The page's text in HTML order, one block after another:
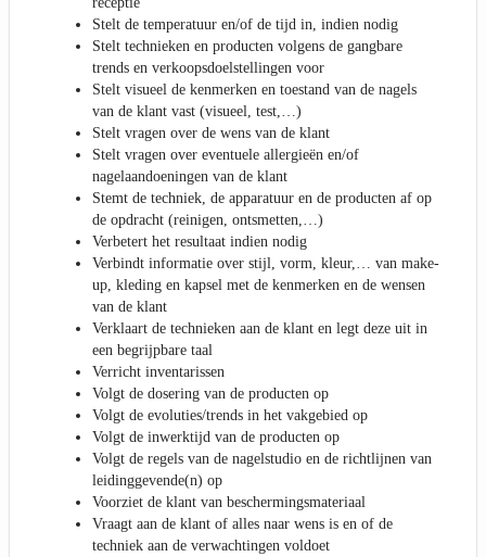
Stelt de temperatuur en/of de tijd in, indien nodig
Stelt technieken en producten volgens de gangbare
trends en verkoopsdoelstellingen voor
Stelt visueel de kenmerken en toestand van de nagels
van de klant vast (visueel, test,…)
Stelt vragen over de wens van de klant
Stelt vragen over eventuele allergieën en/of
nagelaandoeningen van de klant
Stemt de techniek, de apparatuur en de producten af op
de opdracht (reinigen, ontsmetten,…)
Verbetert het resultaat indien nodig
Verbindt informatie over stijl, vorm, kleur,… van make-
up, kleding en kapsel met de kenmerken en de wensen
van de klant
Verklaart de technieken aan de klant en legt deze uit in
een begrijpbare taal
Verricht inventarissen
Volgt de dosering van de producten op
Volgt de evoluties/trends in het vakgebied op
Volgt de inwerktijd van de producten op
Volgt de regels van de nagelstudio en de richtlijnen van
leidinggevende(n) op
Voorziet de klant van beschermingsmateriaal
Vraagt aan de klant of alles naar wens is en of de
techniek aan de verwachtingen voldoet